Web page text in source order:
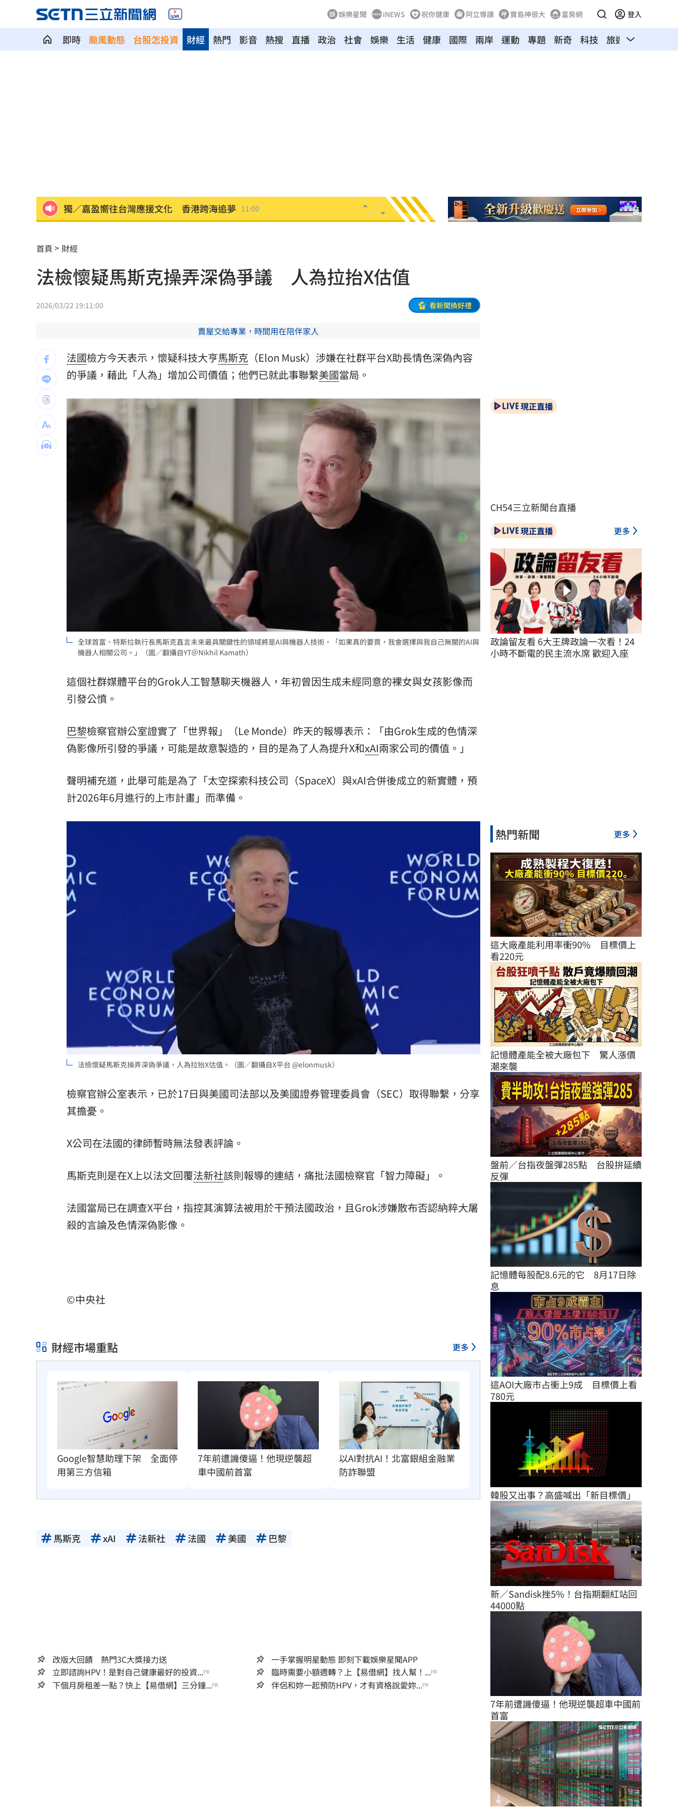
娛樂星聞 iNEWS 祝你健康 阿立導讀 寶島神很大 富房網 登入
即時 颱風動態 台股怎投資 熱門 影音 熱搜 直播 政治 社會 娛樂 生活 健康 國際 兩岸 運動
財經 專題 新奇 科技 旅遊 汽車
獨／嘉盈嚮往台灣應援文化 香港跨海追夢 11:00
aespa攻蛋推城市行銷 台北6大活動曝光
iPhone 18 Pro出不了？傳因「缺這貨」 10:57
疫苗真相曝陳實中要求道歉 蔣萬安這樣說
奇豔妝容惹炎上！泰女公務員霸氣回嗆
外野手接球相撞 深遠飛球彈出牆變2分砲 10:51
獨／詐10億囤黃金爆增值3倍：可望全拿回
直呼難以諒解！他：慈濟最高層應有人下台 10:45
4年前示警疫苗掮客遭抹黑 陳時中回應了
BLACKPINK活動惹議 公司遭人持球桿猛砸
靠慈濟志工形象加分 女律當選彰律理事長
60歲糖尿病婦 吃飯1改變血糖奇蹟下降 10:35
「拍片人的多重宇宙」職涯論壇9/12登場！ 10:30
8國球員齊聚高雄 Formosa 7s掀足球熱潮 10:00
首頁 財經
法檢懷疑馬斯克操弄深偽爭議 人為拉抬X估值
2026/03/22 19:11:00 看新聞換好禮
賣屋交給專業，時間用在陪伴家人
法國檢方今天表示，懷疑科技大亨馬斯克 （Elon Musk）涉嫌在社群平台X助長情色深偽內容
的爭議，藉此「人為」增加公司價值；他們已就此事聯繫美國當局。
全球首富、特斯拉執行長馬斯克直言未來最具關鍵性的領域將是AI與機器人技術，「如果真的要買，我會選擇與我自己無關的AI與
機器人相關公司。」（圖／翻攝自YT＠Nikhil Kamath）
這個社群媒體平台的Grok人工智慧聊天機器人，年初曾因生成未經同意的裸女與女孩影像而
引發公憤。
巴黎檢察官辦公室證實了「世界報」（Le Monde）昨天的報導表示：「由Grok生成的色情深
偽影像所引發的爭議，可能是故意製造的，目的是為了人為提升X和xAI兩家公司的價值。」
聲明補充道，此舉可能是為了「太空探索科技公司（SpaceX）與xAI合併後成立的新實體，預
計2026年6月進行的上市計畫」而準備。
法檢懷疑馬斯克操弄深偽爭議，人為拉抬X估值。（圖／翻攝自X平台 @elonmusk）
檢察官辦公室表示，已於17日與美國司法部以及美國證券管理委員會（SEC）取得聯繫，分享
其擔憂。
X公司在法國的律師暫時無法發表評論。
馬斯克則是在X上以法文回覆法新社該則報導的連結，痛批法國檢察官「智力障礙」。
法國當局已在調查X平台，指控其演算法被用於干預法國政治，且Grok涉嫌散布否認納粹大屠
殺的言論及色情深偽影像。
©中央社
財經市場重點 更多
Google智慧助理下架　全面停
用第三方信箱
7年前遭譏傻逼！他現逆襲超
車中國前首富
以AI對抗AI！北富銀組金融業
防詐聯盟
馬斯克 xAI 法新社 法國 美國 巴黎
改版大回饋 熱門3C大獎接力送
一手掌握明星動態 即刻下載娛樂星聞APP
立即諮詢HPV！是對自己健康最好的投資...PR 臨時需要小額週轉？上【易借網】找人幫！...PR
下個月房租差一點？快上【易借網】三分鐘...PR 伴侶和妳一起預防HPV，才有資格說愛妳...PR
現正直播
CH54三立新聞台直播
現正直播 更多
政論留友看 6大王牌政論一次看！24
小時不斷電的民主流水席 歡迎入座
熱門新聞 更多
這大廠產能利用率衝90%　目標價上
看220元
記憶體產能全被大廠包下　驚人漲價
潮來襲
盤前／台指夜盤彈285點　台股拚延續
反彈
記憶體每股配8.6元的它　8月17日除
息
這AOI大廠市占衝上9成　目標價上看
780元
韓股又出事？高盛喊出「新目標價」
新／Sandisk挫5%！台指期翻紅站回
44000點
7年前遭譏傻逼！他現逆襲超車中國前
首富